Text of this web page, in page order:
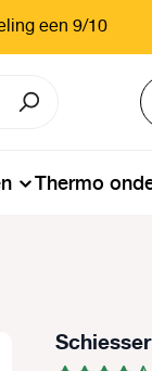
een 9/10
Thermo